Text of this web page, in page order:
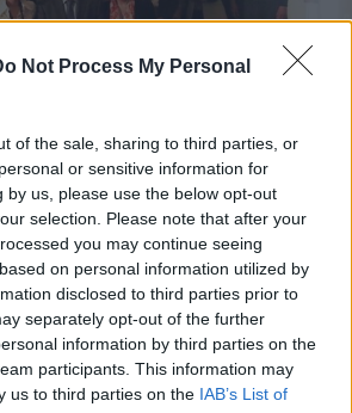
Not Process My Personal
of the sale, sharing to third parties, or
or sensitive information for
by us, please use the below opt-out
selection. Please note that after your
you may continue seeing
on personal information utilized by
disclosed to third parties prior to
separately opt-out of the further
information by third parties on the
participants. This information may
us to third parties on the IAB’s List of
των Εμβληματικών Κοινοτήτων
που πραγματοποιούν για τη
της Μεσογειακής Διατροφής. Η
του Μανιατακείου Ιδρύματος,
τίτλο «Το ταξίδι της Μεσογειακής
εγγραφή στον κατάλογο της UNESCO: Η
Ιδρύματος ως τεχνικός
Εμβληματική Κοινότητα της
της επικεντρώθηκε στις δράσεις που
Δήμος Πύλου-Νέστορος και το